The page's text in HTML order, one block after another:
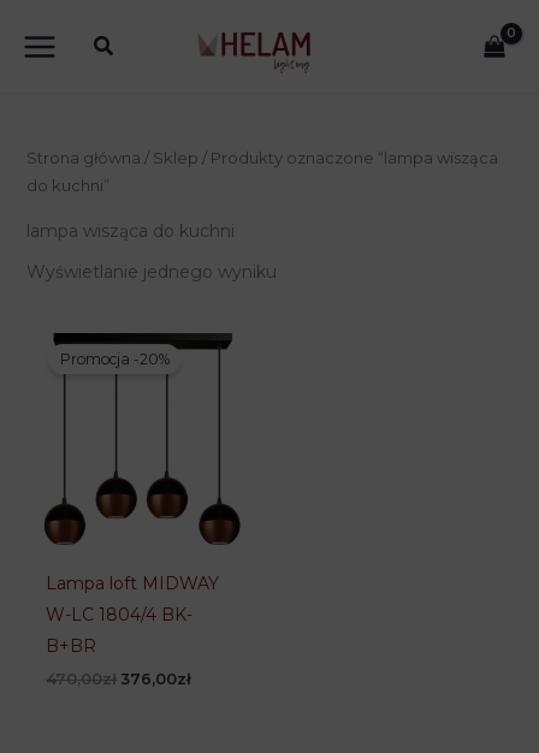
Strona główna / Sklep / Produkty oznaczone “lampa wisząca
do kuchni”
lampa wisząca do kuchni
Wyświetlanie jednego wyniku
Promocja -20%
Lampa loft MIDWAY
W-LC 1804/4 BK-
B+BR
470,00zł Pierwotna
376,00złAktualna